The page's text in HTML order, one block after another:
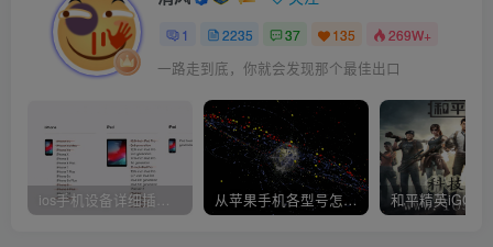
1 2235 37 135 269W+
一路走到底，你就会发现那个最佳出口
ios手机设备详细插件平刷教程 从苹果手机各型号怎么越狱到怎么开科技完整教程